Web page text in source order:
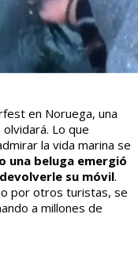
en Noruega, una
Lo que
la vida marina se
una beluga emergió
su móvil.
por otros turistas, se
a millones de